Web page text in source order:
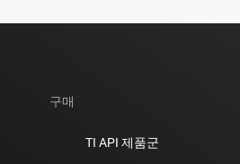
구매
TI API 제품군